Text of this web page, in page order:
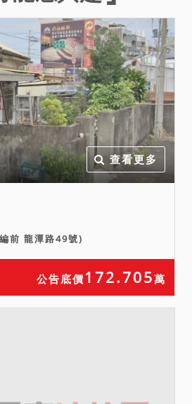
、保證金新台幣：
元。
、拍賣之不動產均無抵押
設定。
、847地號土地為道路用
；848地號土地為住宅
。
、554建號建物（增建部
）占用鄰地763地號土地
平方公尺，權源不詳，
記建物，無法辦理所有權
一次登記，若屬違建應自
負擔拆除風險。
、本件為分割共有物判決
查看更多
前 龍潭路49號)
公告底價 172.705萬